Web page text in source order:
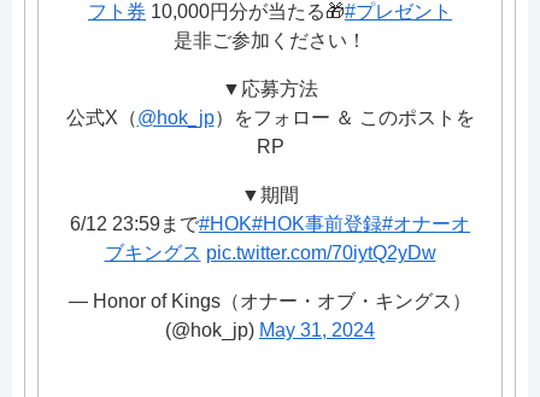
フト券 10,000円分が当たる🎁#プレゼント
是非ご参加ください！
▼応募方法
公式X（@hok_jp）をフォロー ＆ このポストを
RP
▼期間
6/12 23:59まで#HOK#HOK事前登録#オナーオ
ブキングス pic.twitter.com/70iytQ2yDw
— Honor of Kings（オナー・オブ・キングス）
(@hok_jp) May 31, 2024